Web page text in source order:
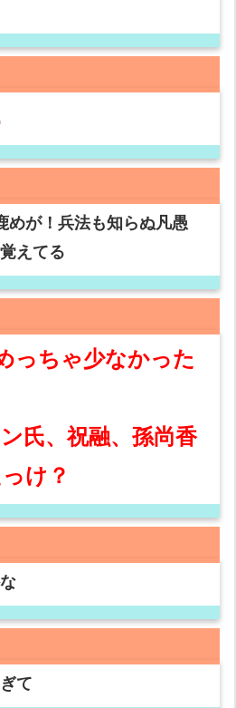
めが！兵法も知らぬ凡愚
えてる
っちゃ少なかった
氏、祝融、孫尚香
け？
て